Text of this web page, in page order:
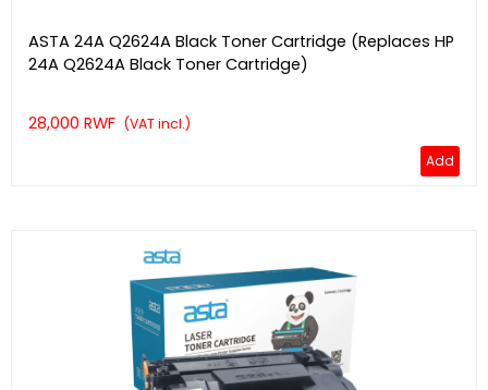
ASTA 24A Q2624A Black Toner Cartridge (Replaces HP
24A Q2624A Black Toner Cartridge)
28,000 RWF (VAT incl.)
Add